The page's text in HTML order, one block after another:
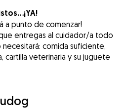
a punto de comenzar!
entregas al cuidador/a todo
comida suficiente,
cartilla veterinaria y su juguete